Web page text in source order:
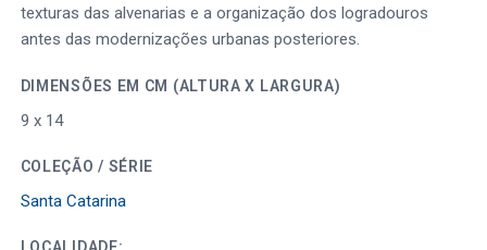
texturas das alvenarias e a organização dos logradouros
antes das modernizações urbanas posteriores.
DIMENSÕES EM CM (ALTURA X LARGURA)
9 x 14
COLEÇÃO / SÉRIE
Santa Catarina